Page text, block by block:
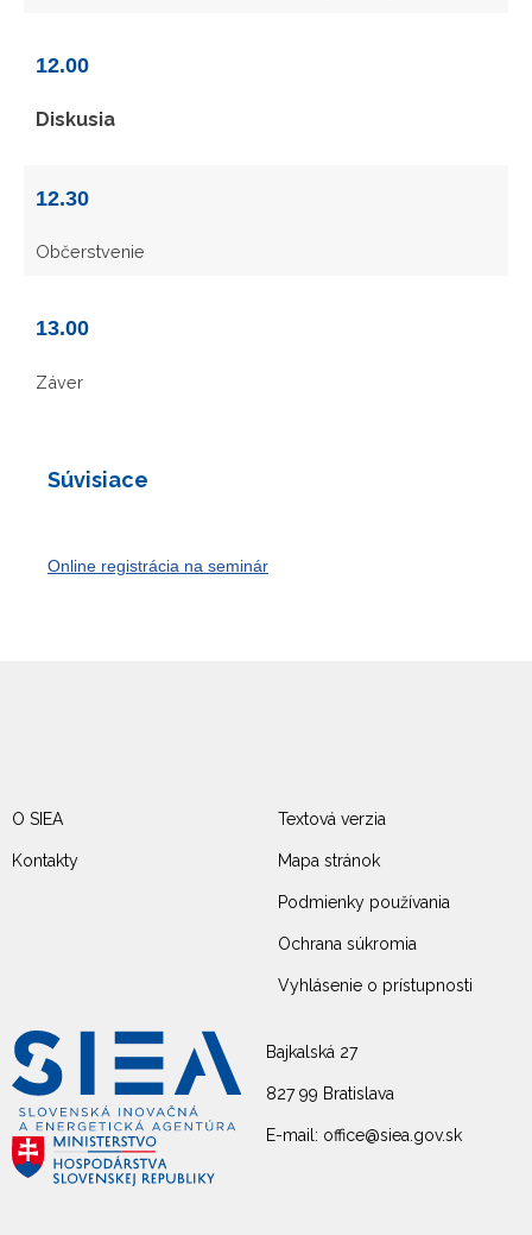
12.00
Diskusia
12.30
Občerstvenie
13.00
Záver
Súvisiace
Online registrácia na seminár
Bajkalská 27
827 99 Bratislava
E-mail: office@siea.gov.sk
O SIEA
Kontakty
Textová verzia
Mapa stránok
Podmienky používania
Ochrana súkromia
Vyhlásenie o prístupnosti